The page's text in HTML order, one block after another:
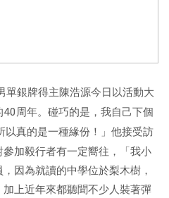
單銀牌得主陳浩源今日以活動大
40 周年。碰巧的是，我自己下個
以真的是一種緣份！」他接受訪
加毅行者有一定嚮往，「我小
因為就讀的中學位於梨木樹，
上近年來都聽聞不少人裝著彈